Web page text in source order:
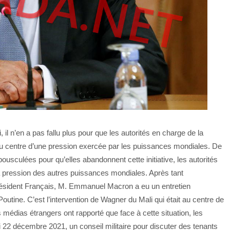
n’en a pas fallu plus pour que les autorités en charge de la
d’une pression exercée par les puissances mondiales. De
pour qu’elles abandonnent cette initiative, les autorités
des autres puissances mondiales. Après tant
Français, M. Emmanuel Macron a eu un entretien
C’est l’intervention de Wagner du Mali qui était au centre de
étrangers ont rapporté que face à cette situation, les
décembre 2021, un conseil militaire pour discuter des tenants